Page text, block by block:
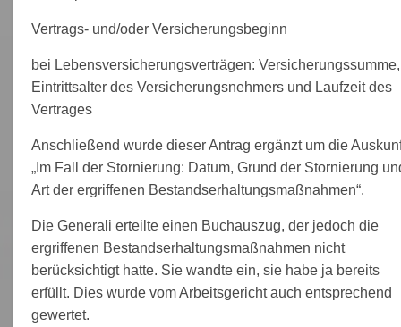
Vertrags- und/oder Versicherungsbeginn
bei Lebensversicherungsverträgen: Versicherungssumme,
Eintrittsalter des Versicherungsnehmers und Laufzeit des
Vertrages
Anschließend wurde dieser Antrag ergänzt um die
„Im Fall der Stornierung: Datum, Grund der Stornierung
Art der ergriffenen Bestandserhaltungsmaßnahmen“.
Die Generali erteilte einen Buchauszug, der jedoch die
ergriffenen Bestandserhaltungsmaßnahmen nicht
berücksichtigt hatte. Sie wandte ein, sie habe ja bereits
erfüllt. Dies wurde vom Arbeitsgericht auch entsprechend
gewertet.